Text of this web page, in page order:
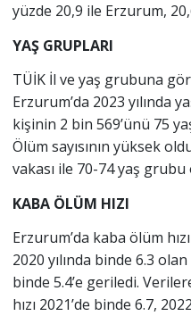
yüzde 20,9 ile Erzurum,
YAŞ GRUPLARI
TÜİK İl ve yaş grubuna
Erzurum’da 2023 yılında
kişinin 2 bin 569’ünü 75
Ölüm sayısının yüksek
vakası ile 70-74 yaş grubu
KABA ÖLÜM HIZI
Erzurum’da kaba ölüm
2020 yılında binde 6.3
binde 5.4’e geriledi.
hızı 2021’de binde 6.7,